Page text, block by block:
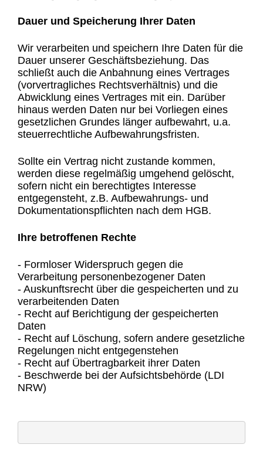
Dauer und Speicherung Ihrer Daten
Wir verarbeiten und speichern Ihre Daten für die
Dauer unserer Geschäftsbeziehung. Das
schließt auch die Anbahnung eines Vertrages
(vorvertragliches Rechtsverhältnis) und die
Abwicklung eines Vertrages mit ein. Darüber
hinaus werden Daten nur bei Vorliegen eines
gesetzlichen Grundes länger aufbewahrt, u.a.
steuerrechtliche Aufbewahrungsfristen.
Sollte ein Vertrag nicht zustande kommen,
werden diese regelmäßig umgehend gelöscht,
sofern nicht ein berechtigtes Interesse
entgegensteht, z.B. Aufbewahrungs- und
Dokumentationspflichten nach dem HGB.
Ihre betroffenen Rechte
- Formloser Widerspruch gegen die
Verarbeitung personenbezogener Daten
- Auskunftsrecht über die gespeicherten und zu
verarbeitenden Daten
- Recht auf Berichtigung der gespeicherten
Daten
- Recht auf Löschung, sofern andere gesetzliche
Regelungen nicht entgegenstehen
- Recht auf Übertragbarkeit ihrer Daten
- Beschwerde bei der Aufsichtsbehörde (LDI
NRW)